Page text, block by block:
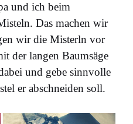
und ich beim
Das machen wir
wir die Misterln vor
der langen Baumsäge
und gebe sinnvolle
er abschneiden soll.